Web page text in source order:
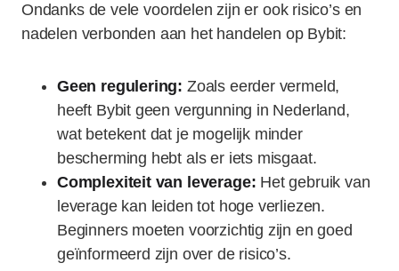
Ondanks de vele voordelen zijn er ook risico’s en
nadelen verbonden aan het handelen op Bybit:
Geen regulering: Zoals eerder vermeld,
heeft Bybit geen vergunning in Nederland,
wat betekent dat je mogelijk minder
bescherming hebt als er iets misgaat.
Complexiteit van leverage: Het gebruik van
leverage kan leiden tot hoge verliezen.
Beginners moeten voorzichtig zijn en goed
geïnformeerd zijn over de risico’s.